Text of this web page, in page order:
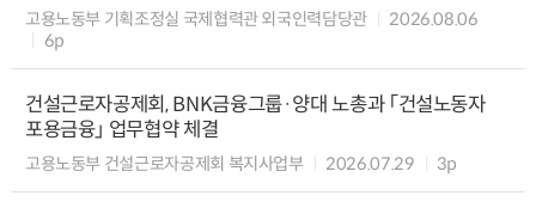
고용노동부 기획조정실 국제협력관 외국인력담당관
2026.08.06
6p
건설근로자공제회, BNK금융그룹·양대 노총과 「건설노동자
포용금융」 업무협약 체결
고용노동부 건설근로자공제회 복지사업부 2026.07.29 3p